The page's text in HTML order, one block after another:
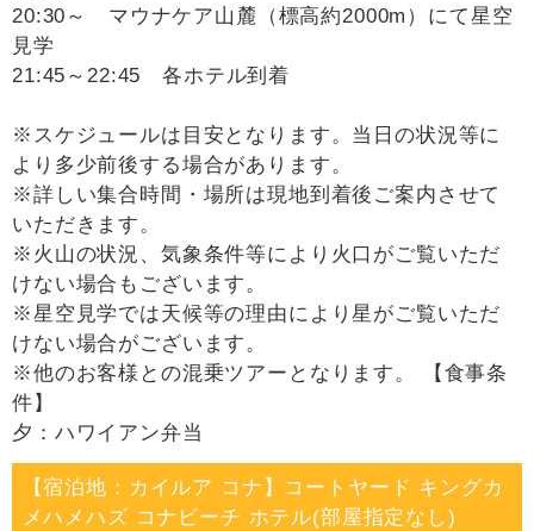
20:30～ マウナケア山麓（標高約2000m）にて星空
見学
21:45～22:45 各ホテル到着
※スケジュールは目安となります。当日の状況等に
より多少前後する場合があります。
※詳しい集合時間・場所は現地到着後ご案内させて
いただきます。
※火山の状況、気象条件等により火口がご覧いただ
けない場合もございます。
※星空見学では天候等の理由により星がご覧いただ
けない場合がございます。
※他のお客様との混乗ツアーとなります。 【食事条
件】
夕：ハワイアン弁当
【宿泊地：カイルア コナ】コートヤード キングカ
メハメハズ コナビーチ ホテル(部屋指定なし)